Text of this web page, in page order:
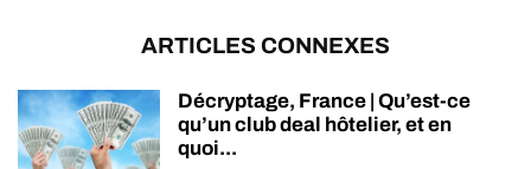
ARTICLES CONNEXES
Décryptage, France | Qu’est-ce
qu’un club deal hôtelier, et en
quoi...